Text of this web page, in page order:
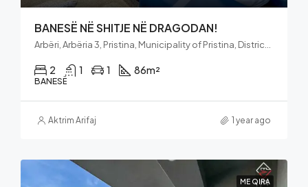
BANESË NË SHITJE NË DRAGODAN!
Arbëri, Arbëria 3, Pristina, Municipality of Pristina, District of Prishtina, 10000, Kosovo
2 1 1 86m²
BANESË
Aktrim Arifaj 1 year ago
ME QIRA